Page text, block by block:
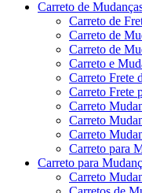
Carreto de
Carreto de
Carreto de
Carreto de
Carreto e
Carreto Frete
Carreto Frete
Carreto
Carreto
Carreto
Carreto para
Carreto para
Carreto